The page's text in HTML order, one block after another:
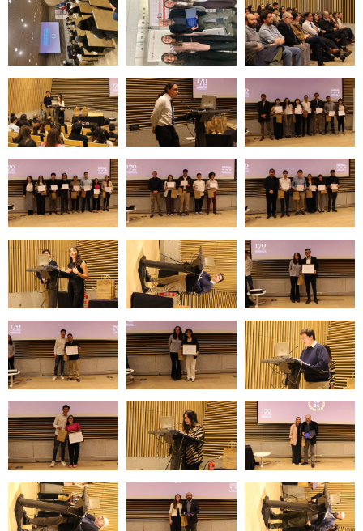
Zoom Zoom Zoom
Zoom Zoom Zoom
Zoom Zoom Zoom
Zoom Zoom Zoom
Zoom Zoom Zoom
Zoom Zoom Zoom
Zoom Zoom